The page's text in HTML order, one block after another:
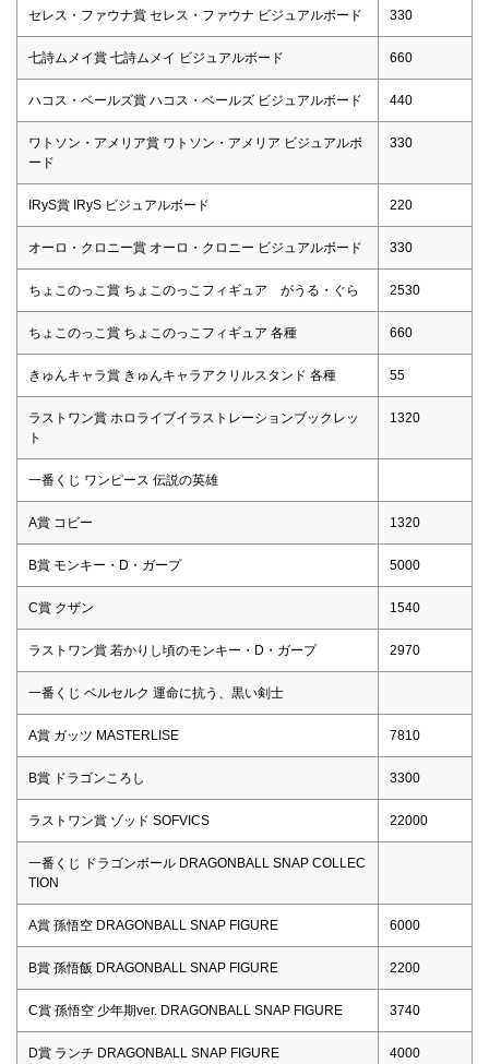
セレス・ファウナ賞 セレス・ファウナ ビジュアルボード 330
七詩ムメイ賞 七詩ムメイ ビジュアルボード 660
ハコス・ベールズ賞 ハコス・ベールズ ビジュアルボード 440
ワトソン・アメリア賞 ワトソン・アメリア ビジュアルボ
ード
330
IRyS賞 IRyS ビジュアルボード 220
オーロ・クロニー賞 オーロ・クロニー ビジュアルボード 330
ちょこのっこ賞 ちょこのっこフィギュア がうる・ぐら 2530
ちょこのっこ賞 ちょこのっこフィギュア 各種 660
きゅんキャラ賞 きゅんキャラアクリルスタンド 各種 55
ラストワン賞 ホロライブイラストレーションブックレッ
ト
1320
一番くじ ワンピース 伝説の英雄
A賞 コビー 1320
B賞 モンキー・D・ガープ 5000
C賞 クザン 1540
ラストワン賞 若かりし頃のモンキー・D・ガープ 2970
一番くじ ベルセルク 運命に抗う、黒い剣士
A賞 ガッツ MASTERLISE 7810
B賞 ドラゴンころし 3300
ラストワン賞 ゾッド SOFVICS 22000
一番くじ ドラゴンボール DRAGONBALL SNAP COLLEC
TION
A賞 孫悟空 DRAGONBALL SNAP FIGURE 6000
B賞 孫悟飯 DRAGONBALL SNAP FIGURE 2200
C賞 孫悟空 少年期ver. DRAGONBALL SNAP FIGURE 3740
D賞 ランチ DRAGONBALL SNAP FIGURE 4000